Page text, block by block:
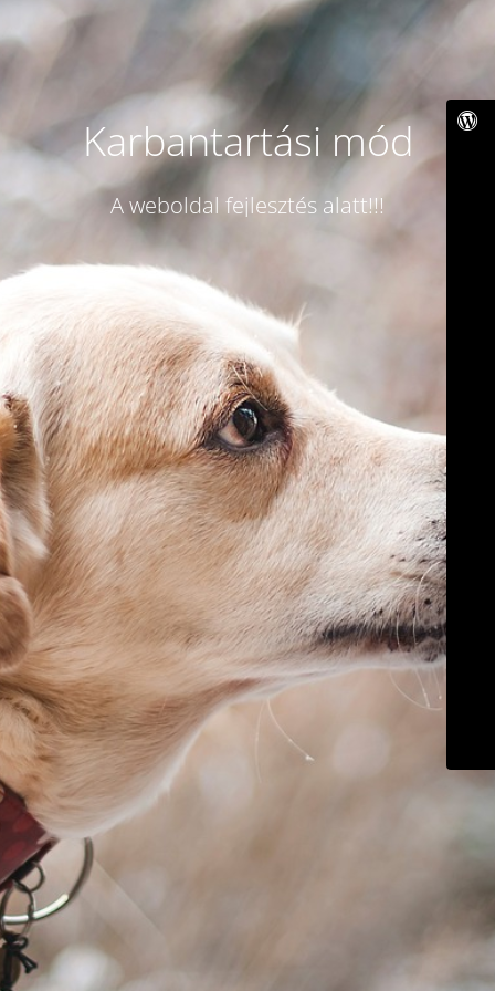
Karbantartási mód
A weboldal fejlesztés alatt!!!